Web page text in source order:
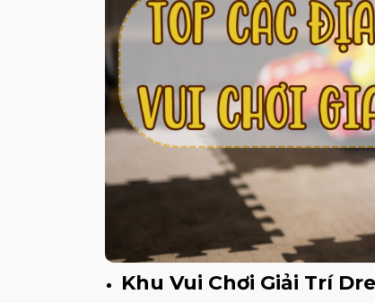
Khu Vui Chơi Giải Trí